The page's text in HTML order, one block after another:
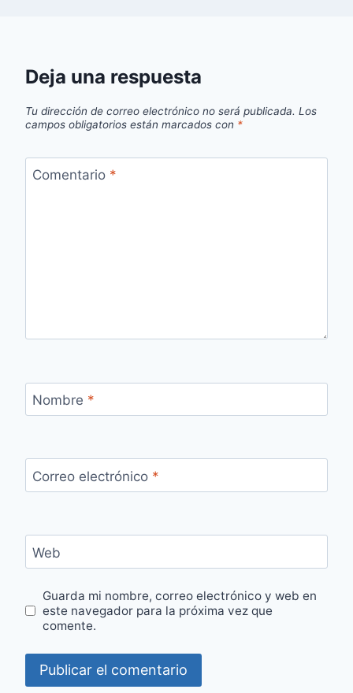
Deja una respuesta
Tu dirección de correo electrónico no será publicada. Los
campos obligatorios están marcados con *
Comentario *
Nombre *
Correo electrónico *
Web
Guarda mi nombre, correo electrónico y web en
este navegador para la próxima vez que
comente.